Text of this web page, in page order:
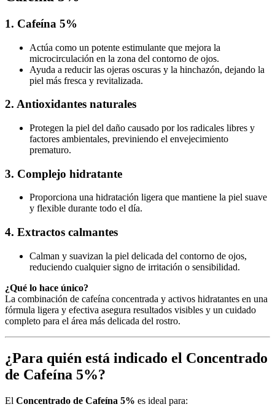
1. Cafeína 5%
Actúa como un potente estimulante que mejora la
microcirculación en la zona del contorno de ojos.
Ayuda a reducir las ojeras oscuras y la hinchazón, dejando la
piel más fresca y revitalizada.
2. Antioxidantes naturales
Protegen la piel del daño causado por los radicales libres y
factores ambientales, previniendo el envejecimiento
prematuro.
3. Complejo hidratante
Proporciona una hidratación ligera que mantiene la piel suave
y flexible durante todo el día.
4. Extractos calmantes
Calman y suavizan la piel delicada del contorno de ojos,
reduciendo cualquier signo de irritación o sensibilidad.
¿Qué lo hace único?
La combinación de cafeína concentrada y activos hidratantes en una
fórmula ligera y efectiva asegura resultados visibles y un cuidado
completo para el área más delicada del rostro.
¿Para quién está indicado el Concentrado
de Cafeína 5%?
El Concentrado de Cafeína 5% es ideal para: